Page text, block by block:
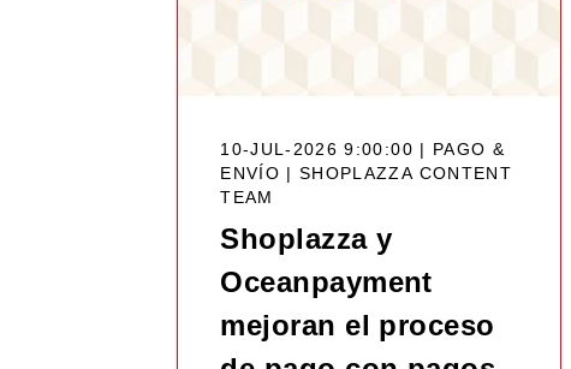
10-JUL-2026 9:00:00 | PAGO &
ENVÍO |SHOPLAZZA CONTENT
TEAM
Shoplazza y
Oceanpayment
mejoran el proceso